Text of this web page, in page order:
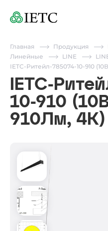
Главная Продукция
Линейные
LINE
IETC-Ритейл-785074-10-910
IETC-
10-910
910Лм, 4К)